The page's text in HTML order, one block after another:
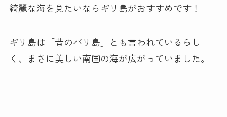
綺麗な海を見たいならギリ島がおすすめです！
ギリ島は「昔のバリ島」とも言われているらし
く、まさに美しい南国の海が広がっていました。